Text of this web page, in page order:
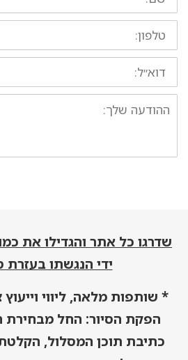
טלפון:
דוא״ל:
ההודעה
שלך:
שדרגו כל אתר והגדילו את
ידי הנגשתו בעזרת
* שותפות מלאה, ליווי
הפקת הסיור: החל מבחירת
כתיבת תוכן המסלול,